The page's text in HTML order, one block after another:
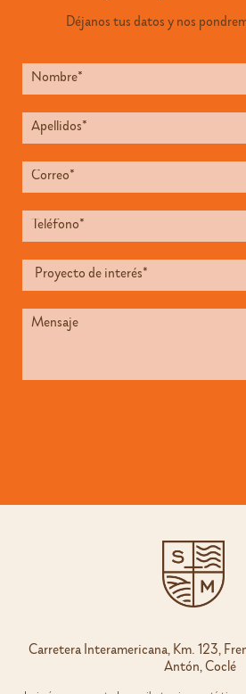
Déjanos tus datos y nos
Carretera Interamericana, Km. 123,
Antón, Coclé